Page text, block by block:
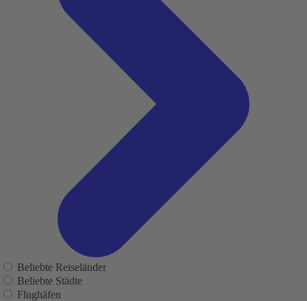
Beliebte Reiseländer
Beliebte Städte
Flughäfen